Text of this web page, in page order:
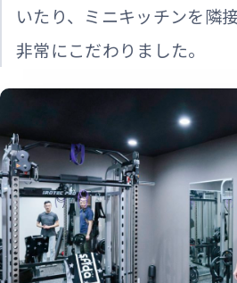
いたり、ミニキッチンを隣
非常にこだわりました。